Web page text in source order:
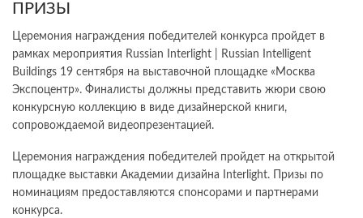
ПРИЗЫ
Церемония награждения победителей конкурса пройдет в
рамках мероприятия Russian Interlight | Russian Intelligent
Buildings 19 сентября на выставочной площадке «Москва
Экспоцентр». Финалисты должны представить жюри свою
конкурсную коллекцию в виде дизайнерской книги,
сопровождаемой видеопрезентацией.
Церемония награждения победителей пройдет на открытой
площадке выставки Академии дизайна Interlight. Призы по
номинациям предоставляются спонсорами и партнерами
конкурса.